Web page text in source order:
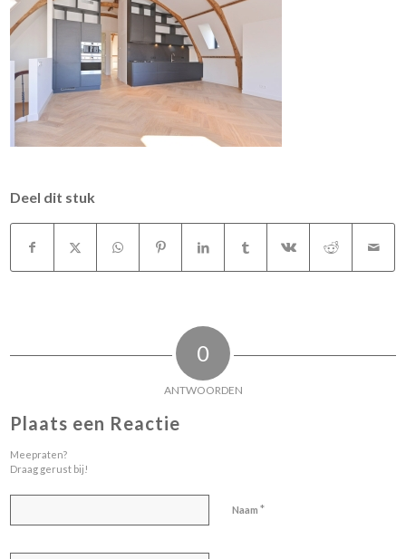
Deel dit stuk
0
ANTWOORDEN
Plaats een Reactie
Meepraten?
Draag gerust bij!
Naam*